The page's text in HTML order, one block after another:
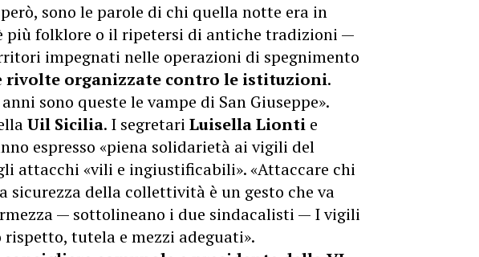
sono le parole di chi quella notte era in
più folklore o il ripetersi di antiche tradizioni —
impegnati nelle operazioni di spegnimento
rivolte organizzate contro le istituzioni.
sono queste le vampe di San Giuseppe».
Uil Sicilia. I segretari Luisella Lionti e
espresso «piena solidarietà ai vigili del
attacchi «vili e ingiustificabili». «Attaccare chi
sicurezza della collettività è un gesto che va
— sottolineano i due sindacalisti — I vigili
tutela e mezzi adeguati».